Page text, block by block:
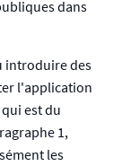
dans
introduire des
l'application
est du
1,
les